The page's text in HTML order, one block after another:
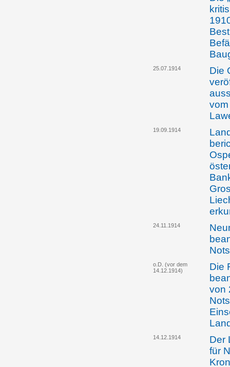
25.07.1914
Die
19.09.1914
24.11.1914
o.D. (vor dem
14.12.1914)
Die
von
14.12.1914
Der
für